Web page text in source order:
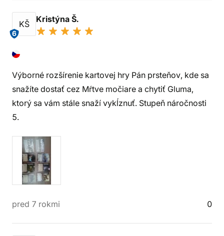
KŠ
6
Kristýna Š.
Výborné rozšírenie kartovej hry Pán prsteňov, kde sa
snažíte dostať cez Mŕtve močiare a chytiť Gluma,
ktorý sa vám stále snaží vykĺznuť. Stupeň náročnosti
5.
pred 7 rokmi 0